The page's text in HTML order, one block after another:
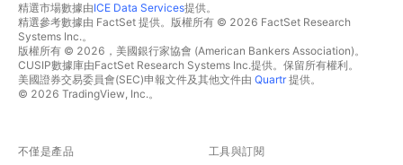
精選市場數據由ICE Data Services提供。
精選參考數據由 FactSet 提供。版權所有 © 2026 FactSet Research
Systems Inc.。
版權所有 © 2026，美國銀行家協會 (American Bankers Association)。
CUSIP數據庫由FactSet Research Systems Inc.提供。保留所有權利。
美國證券交易委員會(SEC)申報文件及其他文件由 Quartr提供。
© 2026 TradingView, Inc.。
不僅是產品 工具與訂閱